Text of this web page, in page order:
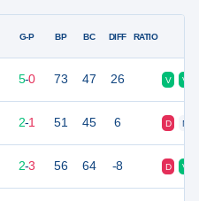
G-P BP BC DIFF RATIO
5-0 73 47 26 V V
2-1 51 45 6 D N
2-3 56 64 -8 D V